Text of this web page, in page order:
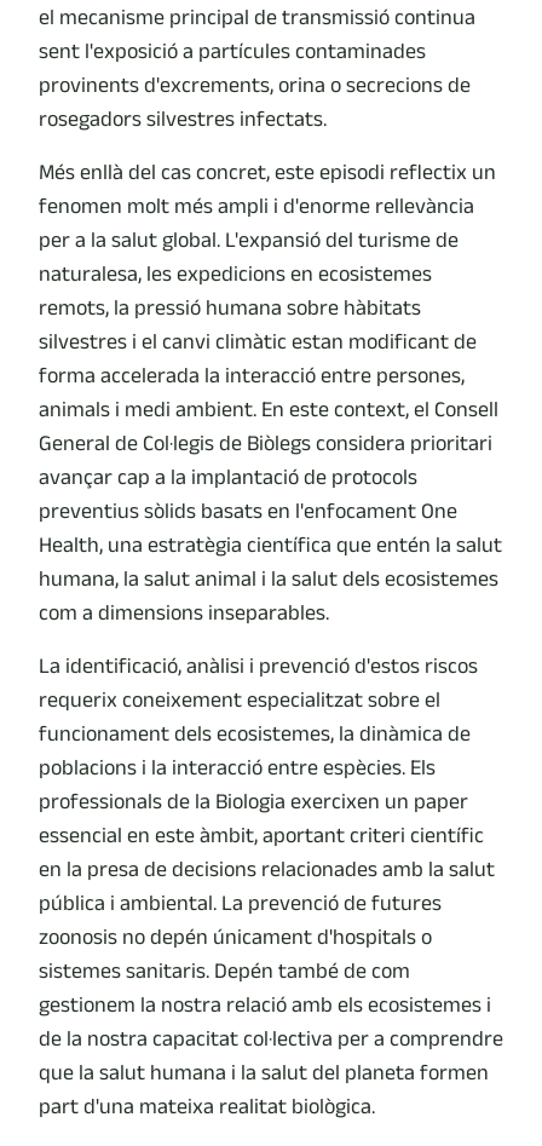
el mecanisme principal de transmissió continua
sent l'exposició a partícules contaminades
provinents d'excrements, orina o secrecions de
rosegadors silvestres infectats.
Més enllà del cas concret, este episodi reflectix un
fenomen molt més ampli i d'enorme rellevància
per a la salut global. L'expansió del turisme de
naturalesa, les expedicions en ecosistemes
remots, la pressió humana sobre hàbitats
silvestres i el canvi climàtic estan modificant de
forma accelerada la interacció entre persones,
animals i medi ambient. En este context, el Consell
General de Col·legis de Biòlegs considera prioritari
avançar cap a la implantació de protocols
preventius sòlids basats ​​en l'enfocament One
Health, una estratègia científica que entén la salut
humana, la salut animal i la salut dels ecosistemes
com a dimensions inseparables.
La identificació, anàlisi i prevenció d'estos riscos
requerix coneixement especialitzat sobre el
funcionament dels ecosistemes, la dinàmica de
poblacions i la interacció entre espècies. Els
professionals de la Biologia exercixen un paper
essencial en este àmbit, aportant criteri científic
en la presa de decisions relacionades amb la salut
pública i ambiental. La prevenció de futures
zoonosis no depén únicament d'hospitals o
sistemes sanitaris. Depén també de com
gestionem la nostra relació amb els ecosistemes i
de la nostra capacitat col·lectiva per a comprendre
que la salut humana i la salut del planeta formen
part d'una mateixa realitat biològica.